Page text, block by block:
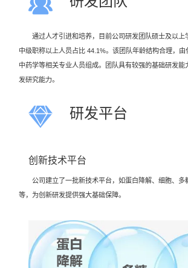
通过人才引进和培养，目前公司研发团队硕士及以上
中级职称以上人员占比 44.1%。该团队年龄结构合理，由
中药学等相关专业人员组成。团队具有较强的基础研发能
发研究能力。
研发平台
创新技术平台
公司建立了一批新技术平台，如蛋白降解、细胞、多
等，为创新研发提供强大基础保障。